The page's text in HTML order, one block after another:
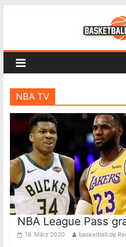
NBA TV
NBA League Pass
18. März 2020 basketball.de